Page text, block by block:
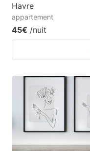
Havre
appartement
45€ /nuit